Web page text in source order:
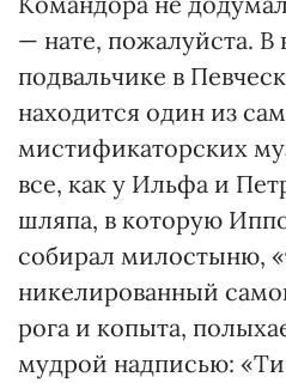
— нате, пожалуйста.
подвальчике в
находится один из
мистификаторских
все, как у Ильфа и
шляпа, в которую
собирал милостыню,
никелированный
рога и копыта,
мудрой надписью: